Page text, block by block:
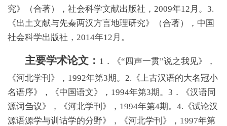
究》（合著），社会科学文献出版社，2009年12月。3.
《出土文献与先秦两汉方言地理研究》（合著），中国
社会科学出版社，2014年12月。
主要学术论文： 1．《“四声一贯”说之我见》，
《河北学刊》，1992年第3期。2.《上古汉语的大名冠小
名语序》，《中国语文》，1994年第3期。3．《汉语同
源词刍议》，《河北学刊》，1994年第4期。4.《试论汉
源语源学与训诂学的分野》，《河北学刊》，1997年第